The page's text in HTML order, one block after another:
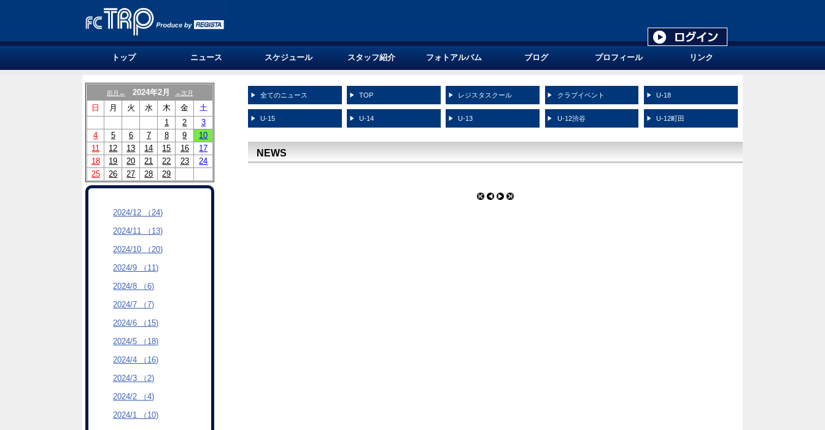
トップ ニュース スケジュール スタッフ紹介 フォトアルバム ブログ プロフィール リンク
全てのニュース TOP レジスタスクール クラブイベント U-18
U-15 U-14 U-13 U-12渋谷 U-12町田
NEWS
前月← 2024年2月 →次月
日 月 火 水 木 金
土
1
2
3
4
5 6 7 8 9
10
11
12 13 14 15 16
17
18
19 20 21 22 23
24
25
26 27 28 29
2024/12 （24)
2024/11 （13)
2024/10 （20)
2024/9 （11)
2024/8 （6)
2024/7 （7)
2024/6 （15)
2024/5 （18)
2024/4 （16)
2024/3 （2)
2024/2 （4)
2024/1 （10)